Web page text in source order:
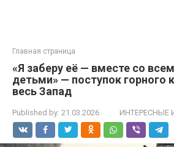
Главная страница
«Я заберу её — вместе со
детьми» — поступок горного
весь Запад
Published by: 21.03.2026 ИНТЕРЕСНЫЕ